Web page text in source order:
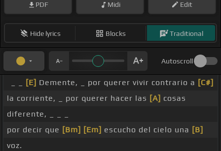
PDF Midi Edit
Hide lyrics Blocks Traditional
Autoscroll
[E] Demente, _ por querer vivir contrario a [C#]
la corriente, _ por querer hacer las [A] cosas
diferente, _ _ _
por decir que [Bm] [Em] escucho del cielo una [B]
voz.